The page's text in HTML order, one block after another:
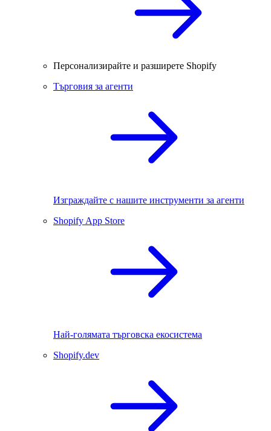
Персонализирайте и разширете Shopify
Търговия за агенти
Изграждайте с нашите инструменти за агенти
Shopify App Store
Най-голямата търговска екосистема
Shopify.dev